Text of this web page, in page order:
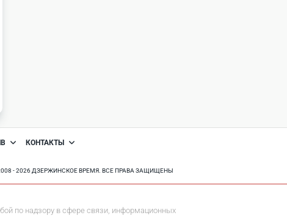
КОНТАКТЫ
2008 - 2026 ДЗЕРЖИНСКОЕ ВРЕМЯ. ВСЕ ПРАВА ЗАЩИЩЕНЫ
по надзору в сфере связи, информационных